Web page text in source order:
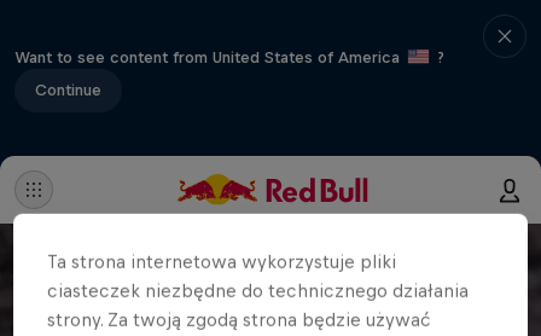
Want to see content from United States of America
?
Continue
Ta strona internetowa wykorzystuje pliki
ciasteczek niezbędne do technicznego działania
strony. Za twoją zgodą strona będzie używać